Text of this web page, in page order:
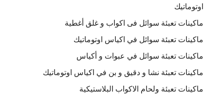
اوتوماتيك
ماكينات تعبئة سوائل فى اكواب و غلق أغطية
ماكينات تعبئة سوائل في اكياس اوتوماتيك
ماكينات تعبئة سوائل في عبوات و أكياس
ماكينات تعبئة نشا و دقيق و بن في اكياس اوتوماتيك
ماكينات تعبئة ولحام الاكواب البلاستيكية